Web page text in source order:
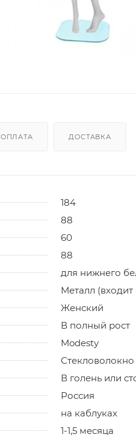
ОПЛАТА ДОСТАВКА
184
88
60
88
для нижнего
Металл
Женский
В полный рост
Modesty
Стекловолокно
В голень или
Россия
на каблуках
1-1,5 месяца